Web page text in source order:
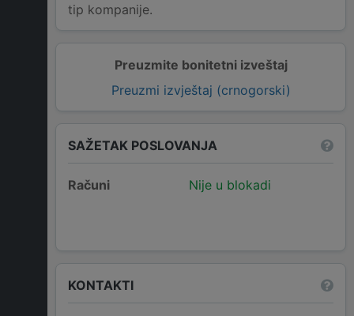
Preuzmite bonitetni izveštaj
Preuzmi izvještaj (crnogorski)
tip kompanije.
SAŽETAK POSLOVANJA
Računi Nije u blokadi
KONTAKTI